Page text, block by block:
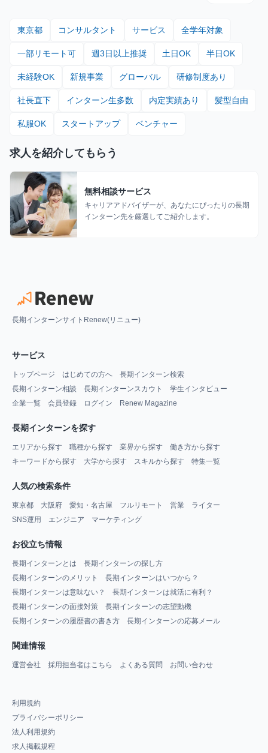
東京都 コンサルタント サービス 全学年対象
一部リモート可 週3日以上推奨 土日OK 半日OK
未経験OK 新規事業 グローバル 研修制度あり
社長直下 インターン生多数 内定実績あり 髪型自由
私服OK スタートアップ ベンチャー
求人を紹介してもらう
無料相談サービス
キャリアアドバイザーが、あなたにぴったりの長期
インターン先を厳選してご紹介します。
長期インターンサイトRenew(リニュー)
サービス
トップページ はじめての方へ
長期インターン検索
長期インターン相談
長期インターンスカウト
学生インタビュー
企業一覧
会員登録 ログイン Renew Magazine
長期インターンを探す
エリアから探す 職種から探す 業界から探す
働き方から探す
キーワードから探す
大学から探す スキルから探す 特集一覧
人気の検索条件
東京都 大阪府 愛知・名古屋 フルリモート 営業
ライター
SNS運用
エンジニア マーケティング
お役立ち情報
長期インターンとは
長期インターンの探し方
長期インターンのメリット
長期インターンはいつから？
長期インターンは意味ない？
長期インターンは就活に有利？
長期インターンの面接対策
長期インターンの志望動機
長期インターンの履歴書の書き方
長期インターンの応募メール
関連情報
運営会社 採用担当者はこちら よくある質問 お問い合わせ
利用規約
プライバシーポリシー
法人利用規約
求人掲載規程